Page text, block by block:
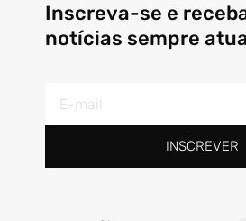
Inscreva-se e
notícias sempre
mail
INSCREVER